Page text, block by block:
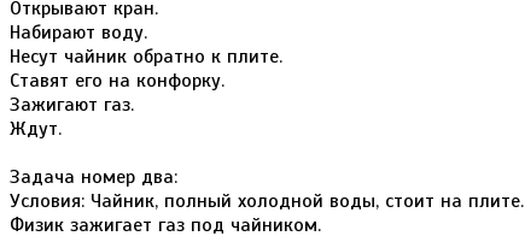
Открывают кран.
Набирают воду.
Несут чайник обратно к плите.
Ставят его на конфорку.
Зажигают газ.
Ждут.
Задача номер два:
Условия: Чайник, полный холодной воды, стоит на плите.
Физик зажигает газ под чайником.